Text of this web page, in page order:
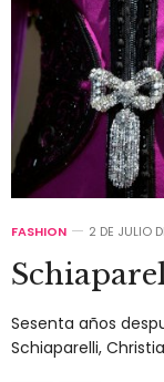
FASHION 2 DE JULIO
Sesenta años
Schiaparelli,